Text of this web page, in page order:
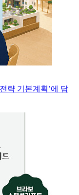
략 기본계획’에 담